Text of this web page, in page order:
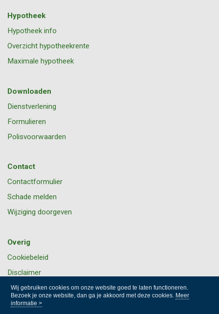
Wij gebruiken cookies om onze website goed te laten functioneren.
Bezoek je onze website, dan ga je akkoord met deze cookies. Meer
informatie >
Hypotheek
Hypotheek info
Overzicht hypotheekrente
Maximale hypotheek
Downloaden
Dienstverlening
Formulieren
Polisvoorwaarden
Contact
Contactformulier
Schade melden
Wijziging doorgeven
Overig
Cookiebeleid
Disclaimer
Privacy